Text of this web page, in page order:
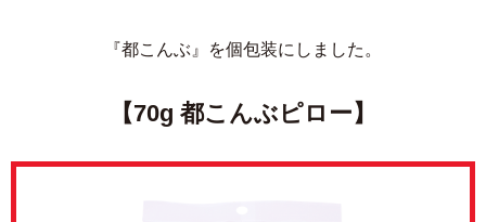
『都こんぶ』を個包装にしました。
【70g 都こんぶピロー】